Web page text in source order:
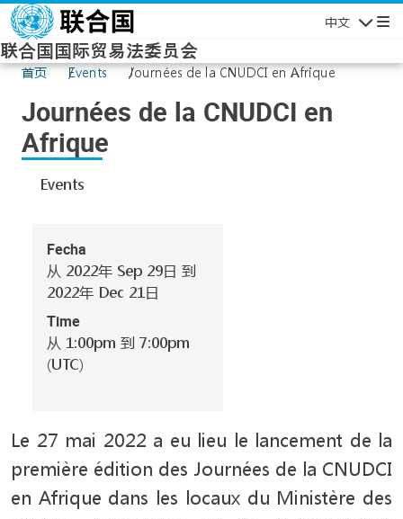
Skip to main content
中文
联合国国际贸易法委员会
首页 Events Journées de la CNUDCI en Afrique
Journées de la CNUDCI en
Afrique
Events
Fecha
从 2022年 Sep 29日 到
2022年 Dec 21日
Time
从 1:00pm 到 7:00pm
(UTC)
Le 27 mai 2022 a eu lieu le lancement de la
première édition des Journées de la CNUDCI
en Afrique dans les locaux du Ministère des